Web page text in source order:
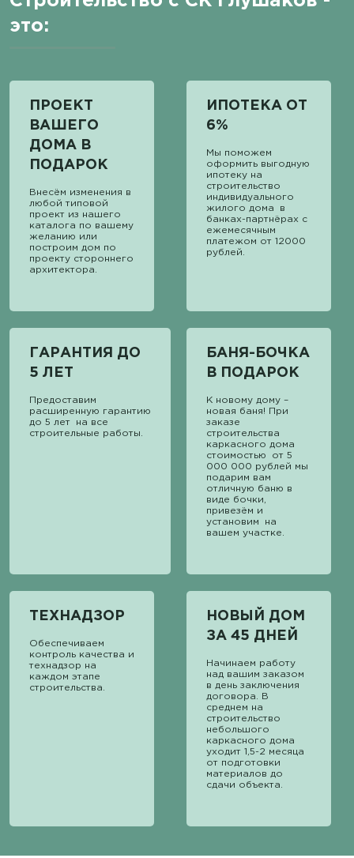
это:
ПРОЕКТ
ВАШЕГО
ДОМА В
ПОДАРОК
Внесём изменения в
любой типовой
проект из нашего
каталога по вашему
желанию или
построим дом по
проекту стороннего
архитектора.
ИПОТЕКА ОТ
6%
Мы поможем
оформить выгодную
ипотеку на
строительство
индивидуального
жилого дома в
банках-партнёрах с
ежемесячным
платежом от 12000
рублей.
ГАРАНТИЯ ДО
5 ЛЕТ
Предоставим
расширенную гарантию
до 5 лет на все
строительные работы.
БАНЯ-БОЧКА
В ПОДАРОК
К новому дому –
новая баня! При
заказе
строительства
каркасного дома
стоимостью от 5
000 000 рублей мы
подарим вам
отличную баню в
виде бочки,
привезём и
установим на
вашем участке.
ТЕХНАДЗОР
Обеспечиваем
контроль качества и
технадзор на
каждом этапе
строительства.
НОВЫЙ ДОМ
ЗА 45 ДНЕЙ
Начинаем работу
над вашим заказом
в день заключения
договора. В
среднем на
строительство
небольшого
каркасного дома
уходит 1,5-2 месяца
от подготовки
материалов до
сдачи объекта.